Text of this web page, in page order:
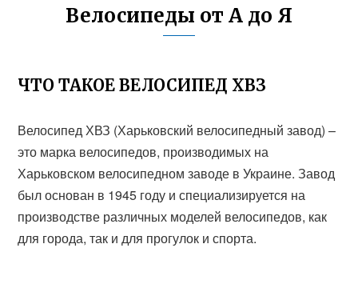
Велосипеды от А до Я
ЧТО ТАКОЕ ВЕЛОСИПЕД ХВЗ
Велосипед ХВЗ (Харьковский велосипедный завод) –
это марка велосипедов, производимых на
Харьковском велосипедном заводе в Украине. Завод
был основан в 1945 году и специализируется на
производстве различных моделей велосипедов, как
для города, так и для прогулок и спорта.